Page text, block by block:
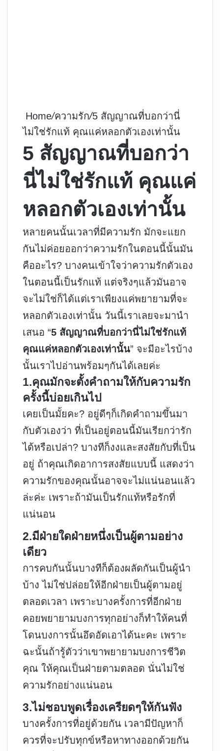
Home/ความรัก/5 สัญญาณที่บอกว่านี่
ไม่ใช่รักแท้ คุณแค่หลอกตัวเองเท่านั้น
5 สัญญาณที่บอกว่า
นี่ไม่ใช่รักแท้ คุณแค่
หลอกตัวเองเท่านั้น
หลายคนนั้นเวลาที่มีความรัก มักจะแยก
กันไม่ค่อยออกว่าความรักในตอนนี้นั้นมัน
คืออะไร? บางคนเข้าใจว่าความรักตัวเอง
ในตอนนี้เป็นรักแท้ แต่จริงๆแล้วมันอาจ
จะไม่ใช่ก็ได้แต่เราเพียงแค่พยายามที่จะ
หลอกตัวเองเท่านั้น วันนี้เราเลยจะมานำ
เสนอ “5 สัญญาณที่บอกว่านี่ไม่ใช่รักแท้
คุณแค่หลอกตัวเองเท่านั้น” จะมีอะไรบ้าง
นั้นเราไปอ่านพร้อมๆกันได้เลยค่ะ
1.คุณมักจะตั้งคำถามให้กับความรัก
ครั้งนี้บ่อยเกินไป
เคยเป็นมั้ยคะ? อยู่ดีๆก็เกิดคำถามขึ้นมา
กับตัวเองว่า ที่เป็นอยู่ตอนนี้มันเรียกว่ารัก
ได้หรือเปล่า? บางทีก็งงและสงสัยกับที่เป็น
อยู่ ถ้าคุณเกิดอาการสงสัยแบบนี้ แสดงว่า
ความรักของคุณนั้นอาจจะไม่แน่นอนแล้ว
ล่ะค่ะ เพราะถ้ามันเป็นรักแท้หรือรักที่
แน่นอน
2.มีฝ่ายใดฝ่ายหนึ่งเป็นผู้ตามอย่าง
เดียว
การคบกันนั้นบางทีก็ต้องผลัดกันเป็นผู้นำ
บ้าง ไม่ใช่ปล่อยให้อีกฝ่ายเป็นผู้ตามอยู่
ตลอดเวลา เพราะบางครั้งการที่อีกฝ่าย
คอยพยายามบงการทุกอย่างก็ทำให้คนที่
โดนบงการนั้นอึดอัดเอาได้นะคะ เพราะ
ฉะนั้นถ้ารู้ตัวว่าเขาพยายามบงการชีวิต
คุณ ให้คุณเป็นฝ่ายตามตลอด นั่นไม่ใช่
ความรักอย่างแน่นอน
3.ไม่ชอบพูดเรื่องเครียดๆให้กันฟัง
บางครั้งการที่อยู่ด้วยกัน เวลามีปัญหาก็
ควรที่จะปรับทุกข์หรือหาทางออกด้วยกัน